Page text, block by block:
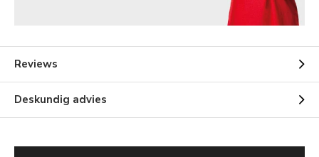
Reviews
Deskundig advies